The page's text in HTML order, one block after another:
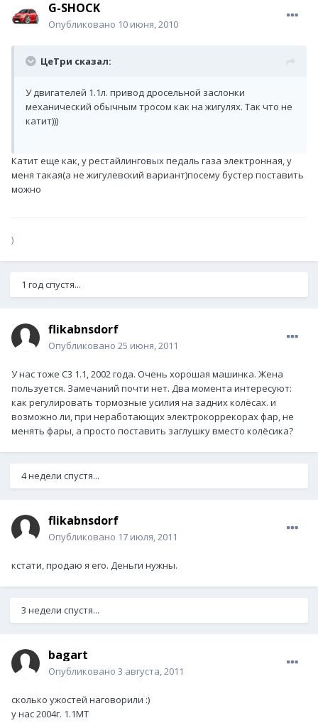
G-SHOCK
Опубликовано 10 июня, 2010
ЦеТри сказал:
У двигателей 1.1л. привод дросельной заслонки
механический обычным тросом как на жигулях. Так что не
катит)))
Катит еще как, у рестайлинговых педаль газа электронная, у
меня такая(а не жигулевский вариант)посему бустер поставить
можно
)
1 год спустя...
flikabnsdorf
Опубликовано 25 июня, 2011
У нас тоже С3 1.1, 2002 года. Очень хорошая машинка. Жена
пользуется. Замечаний почти нет. Два момента интересуют:
как регулировать тормозные усилия на задних колёсах. и
возможно ли, при неработающих электрокоррекорах фар, не
менять фары, а просто поставить заглушку вместо колёсика?
4 недели спустя...
flikabnsdorf
Опубликовано 17 июля, 2011
кстати, продаю я его. Деньги нужны.
3 недели спустя...
bagart
Опубликовано 3 августа, 2011
сколько ужостей наговорили :)
у нас 2004г. 1.1MT